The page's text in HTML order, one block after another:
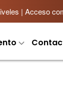
| Acceso